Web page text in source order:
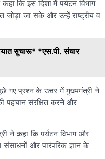
कि इस दिशा में पर्यटन विभाग
जोड़ा जा सके और उन्हें राष्ट्रीय व
सुचारू* *एस.पी. संचार
गए प्रश्न के उत्तर में मुख्यमंत्री ने
पहचान संरक्षित करने और
ने कहा कि पर्यटन विभाग और
संसाधनों और पारंपरिक ज्ञान के